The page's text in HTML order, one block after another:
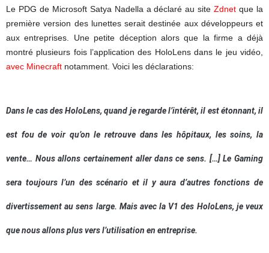
Le PDG de Microsoft Satya Nadella a déclaré au siteZdnet que la
première version des lunettes serait destinée aux développeurs et
aux entreprises. Une petite déception alors que la firme a déjà
montré plusieurs fois l’application des HoloLens dans le jeu vidéo,
avec Minecraft notamment. Voici les déclarations:
Dans le cas des HoloLens, quand je regarde l’intérêt, il est étonnant, il
est fou de voir qu’on le retrouve dans les hôpitaux, les soins, la
vente… Nous allons certainement aller dans ce sens. […] Le Gaming
sera toujours l’un des scénario et il y aura d’autres fonctions de
divertissement au sens large. Mais avec la V1 des HoloLens, je veux
que nous allons plus vers l’utilisation en entreprise.